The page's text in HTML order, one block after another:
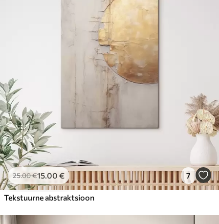
25.00€15.00 € 7
Tekstuurne abstraktsioon